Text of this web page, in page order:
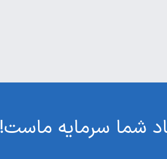
شما سرمایه ماست!